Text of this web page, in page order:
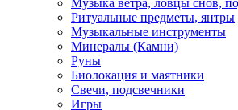
Музыка ветра, ловцы снов,
Ритуальные предметы, янтры
Музыкальные инструменты
Минералы (Камни)
Руны
Биолокация и маятники
Свечи, подсвечники
Игры